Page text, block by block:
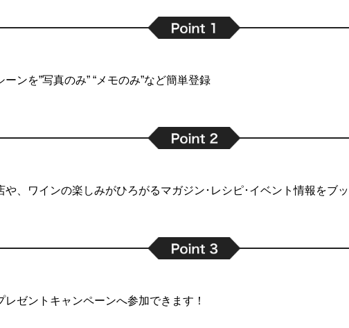
ンを”写真のみ” “メモのみ”など簡単登録
や、ワインの楽しみがひろがるマガジン･レシピ･イベント情報をブ
レゼントキャンペーンへ参加できます！